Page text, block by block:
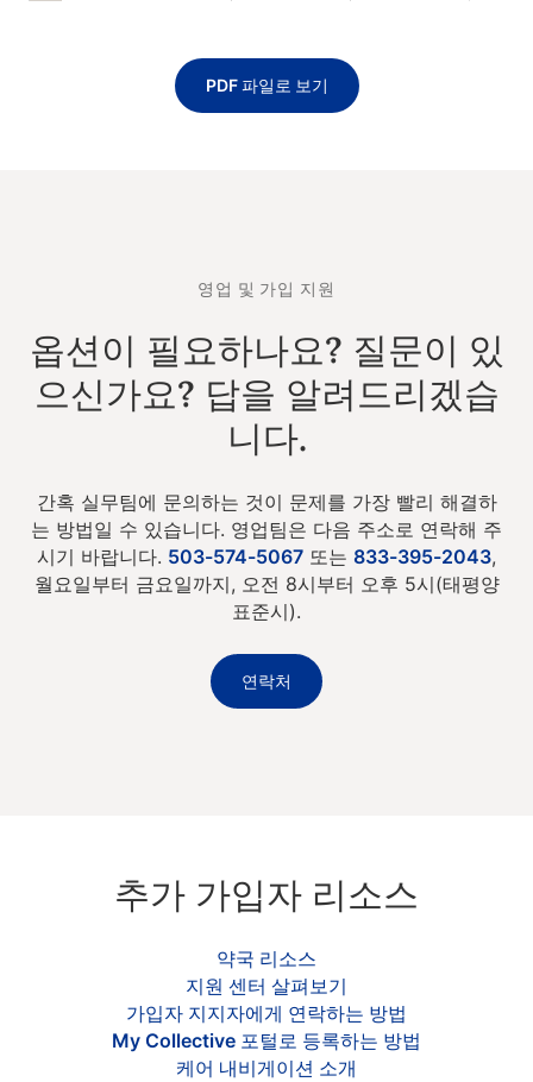
PDF 파일로 보기
영업 및 가입 지원
옵션이 필요하나요? 질문이 있
으신가요? 답을 알려드리겠습
니다.
간혹 실무팀에 문의하는 것이 문제를 가장 빨리 해결하
는 방법일 수 있습니다. 영업팀은 다음 주소로 연락해 주
시기 바랍니다. 503-574-5067 또는 833-395-2043,
월요일부터 금요일까지, 오전 8시부터 오후 5시(태평양
표준시).
연락처
추가 가입자 리소스
약국 리소스
지원 센터 살펴보기
가입자 지지자에게 연락하는 방법
My Collective 포털로 등록하는 방법
케어 내비게이션 소개